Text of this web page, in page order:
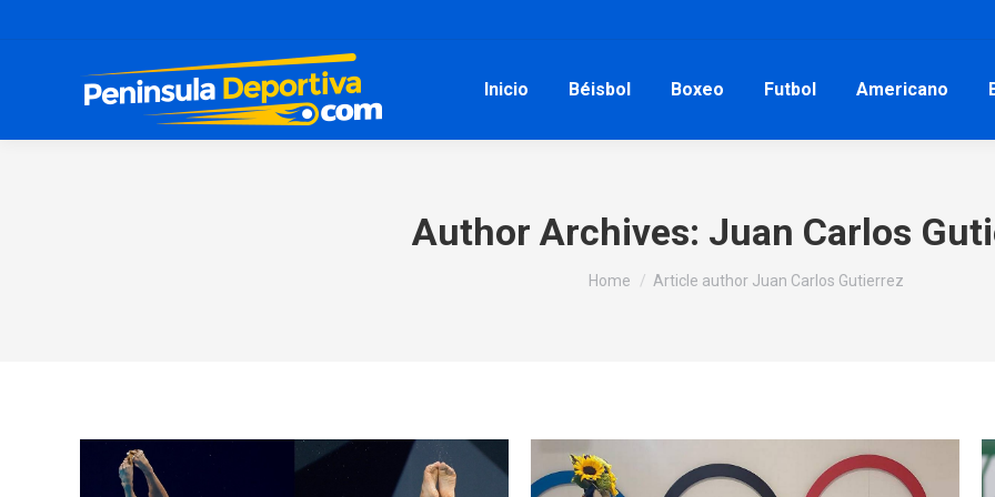
Inicio Béisbol Boxeo Futbol Americano
Author Archives: Juan Carlos
You are here:
Home Article author Juan Carlos Gutierrez